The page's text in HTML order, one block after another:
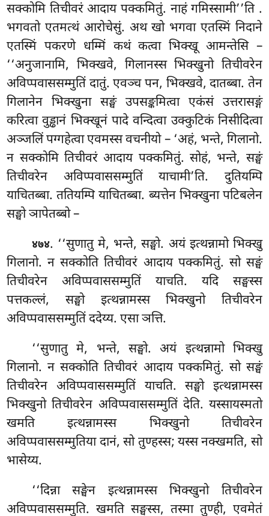
सक्कोमि तिचीवरं आदाय पक्कमितुं. नाहं गमिस्सामी’’ति .
भगवतो एतमत्थं आरोचेसुं. अथ खो भगवा एतस्मिं निदाने
एतस्मिं पकरणे धम्मिं कथं कत्वा भिक्खू आमन्तेसि –
‘‘अनुजानामि, भिक्खवे, गिलानस्स भिक्खुनो तिचीवरेन
अविप्पवाससम्मुतिं दातुं. एवञ्च पन, भिक्खवे, दातब्बा. तेन
गिलानेन भिक्खुना सङ्घं उपसङ्कमित्वा एकंसं उत्तरासङ्गं
करित्वा वुड्ढानं भिक्खूनं पादे वन्दित्वा उक्कुटिकं निसीदित्वा
अञ्जलिं पग्गहेत्वा एवमस्स वचनीयो – ‘अहं, भन्ते, गिलानो.
न सक्कोमि तिचीवरं आदाय पक्कमितुं. सोहं, भन्ते, सङ्घं
तिचीवरेन अविप्पवाससम्मुतिं याचामी’ति. दुतियम्पि
याचितब्बा. ततियम्पि याचितब्बा. ब्यत्तेन भिक्खुना पटिबलेन
सङ्घोञापेतब्बो –
४७४. ‘‘सुणातु मे, भन्ते, सङ्घो. अयं इत्थन्नामो भिक्खु
गिलानो. न सक्कोति तिचीवरं आदाय पक्कमितुं. सो सङ्घं
तिचीवरेन अविप्पवाससम्मुतिं याचति. यदि सङ्घस्स
पत्तकल्लं, सङ्घो इत्थन्नामस्स भिक्खुनो तिचीवरेन
अविप्पवाससम्मुतिं ददेय्य. एसा ञत्ति.
‘‘सुणातु मे, भन्ते, सङ्घो. अयं इत्थन्नामो भिक्खु
गिलानो. न सक्कोति तिचीवरं आदाय पक्कमितुं. सो सङ्घं
तिचीवरेन अविप्पवाससम्मुतिं याचति. सङ्घो इत्थन्नामस्स
भिक्खुनो तिचीवरेन अविप्पवाससम्मुतिं देति. यस्सायस्मतो
खमति इत्थन्नामस्स भिक्खुनो तिचीवरेन
अविप्पवाससम्मुतिया दानं, सो तुण्हस्स; यस्स नक्खमति, सो
भासेय्य.
‘‘दिन्ना सङ्घेन इत्थन्नामस्स भिक्खुनो तिचीवरेन
अविप्पवाससम्मुति. खमति सङ्घस्स, तस्मा तुण्ही, एवमेतं